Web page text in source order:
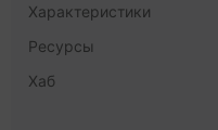
Характеристики
Ресурсы
Хаб